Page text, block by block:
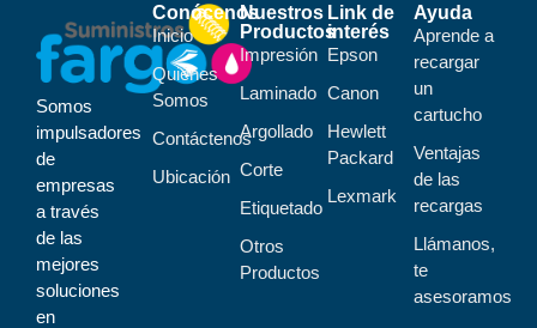
Somos
impulsadores
de
empresas
a través
de las
mejores
soluciones
en
Conócenos
Inicio
Quiénes
Somos
Contáctenos
Ubicación
Nuestros
Productos
Impresión
Laminado
Argollado
Corte
Etiquetado
Otros
Productos
Link de
interés
Epson
Canon
Hewlett
Packard
Lexmark
Ayuda
Aprende a
recargar
un
cartucho
Ventajas
de las
recargas
Llámanos,
te
asesoramos